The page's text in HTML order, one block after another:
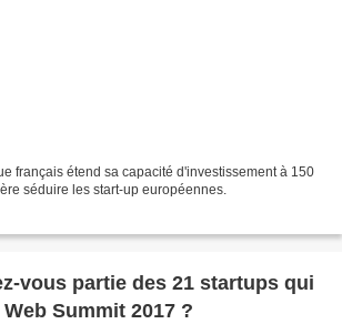
français étend sa capacité d'investissement à 150
séduire les start-up européennes.
vous partie des 21 startups qui
Summit 2017 ?